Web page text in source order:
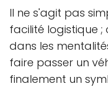
Il ne s'agit pas
facilité logistique ;
dans les
faire passer un
finalement un